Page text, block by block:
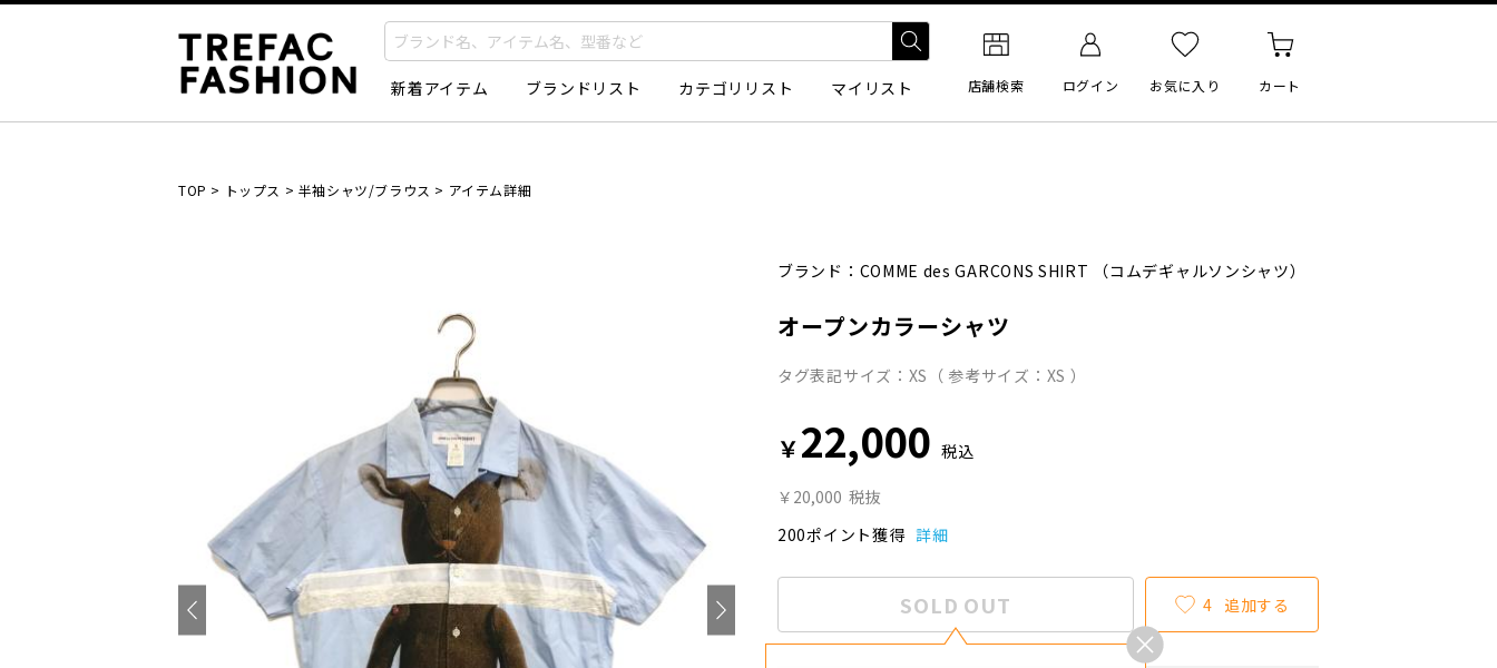
新着アイテム ブランドリスト カテゴリリスト マイリスト 店舗検索 ログイン お気に入り カート
TOP > トップス > 半袖シャツ/ブラウス > アイテム詳細
ブランド： COMME des GARCONS SHIRT （コムデギャルソンシャツ）
オープンカラーシャツ
タグ表記サイズ：XS（ 参考サイズ：XS ）
￥22,000 税込
￥20,000 税抜
200ポイント獲得 詳細
SOLD OUT 4 追加する